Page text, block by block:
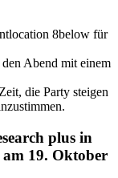
8below für
Abend mit einem
die Party steigen
plus in
am 19. Oktober